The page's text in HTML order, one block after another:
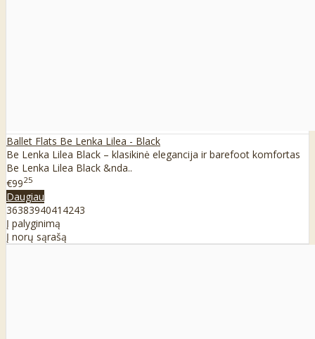
Ballet Flats Be Lenka Lilea - Black
Be Lenka Lilea Black – klasikinė elegancija ir barefoot komfortas
Be Lenka Lilea Black &nda..
€9925
Daugiau
3638394041 4243
Į palyginimą
Į norų sąrašą